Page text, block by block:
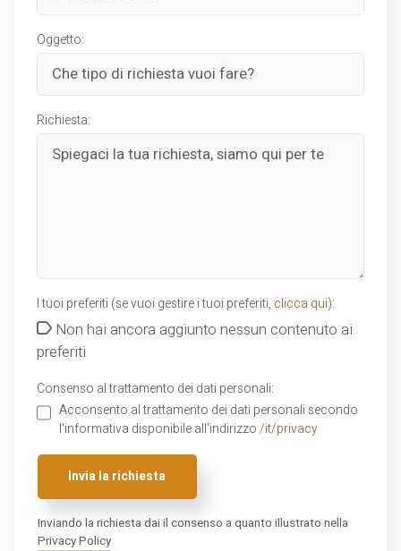
Oggetto:
Richiesta:
I tuoi preferiti (se vuoi gestire i tuoi preferiti, clicca qui):
Non hai ancora aggiunto nessun contenuto ai
preferiti
Consenso al trattamento dei dati personali:
Acconsento al trattamento dei dati personali secondo
l'informativa disponibile all'indirizzo /it/privacy
Invia la richiesta
Inviando la richiesta dai il consenso a quanto illustrato nella
Privacy Policy